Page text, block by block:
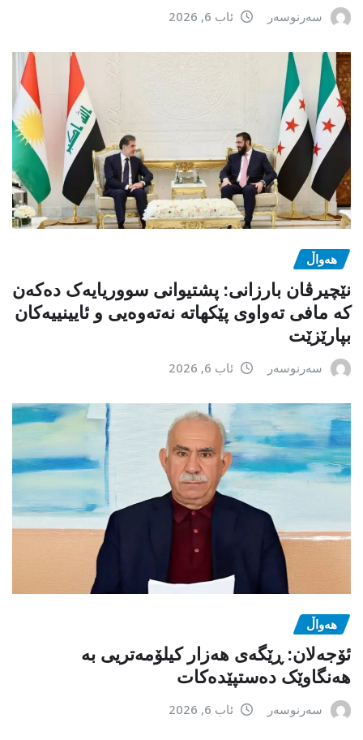
سەرنوسەر ئاب 6, 2026
هەواڵ
نێچیرڤان بارزانی: پشتیوانی سووریایەک دەکەن
کە مافی تەواوی پێکهاتە نەتەوەیی و ئایینییەکان
بپارێزێت
سەرنوسەر ئاب 6, 2026
هەواڵ
ئۆجەلان: ڕێگەی هەزار کیلۆمەتریی بە
هەنگاوێک دەستپێدەکات
سەرنوسەر ئاب 6, 2026